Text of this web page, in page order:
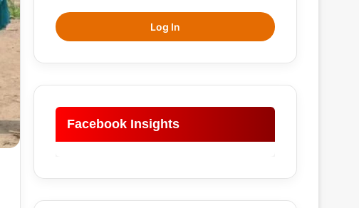
Log In
Facebook Insights